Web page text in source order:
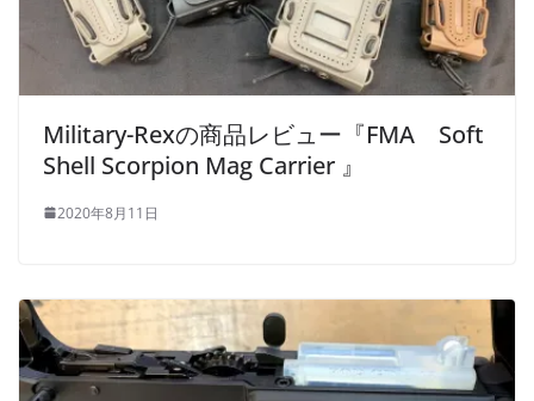
Military-Rexの商品レビュー『FMA Soft
Shell Scorpion Mag Carrier 』
2020年8月11日